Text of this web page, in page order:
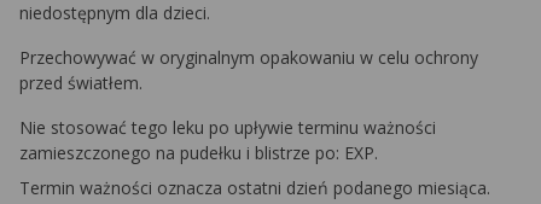
niedostępnym dla dzieci.
Przechowywać w oryginalnym opakowaniu w celu ochrony
przed światłem.
Nie stosować tego leku po upływie terminu ważności
zamieszczonego na pudełku i blistrze po: EXP.
Termin ważności oznacza ostatni dzień podanego miesiąca.